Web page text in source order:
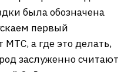
была обозначена
первый
МТС, а где это делать,
заслуженно считают